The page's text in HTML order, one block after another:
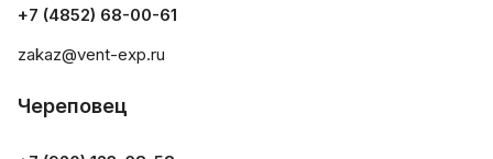
+7 (4852) 68-00-61
zakaz@vent-exp.ru
Череповец